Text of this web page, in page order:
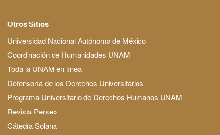
Otros Sitios
Universidad Nacional Autónoma de México
Coordinación de Humanidades UNAM
Toda la UNAM en línea
Defensoría de los Derechos Universitarios
Programa Universitario de Derechos Humanos UNAM
Revista Perseo
Cátedra Solana